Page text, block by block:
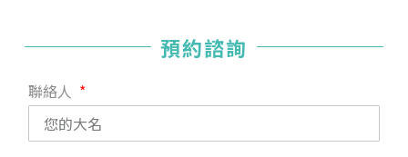
預約諮詢
聯絡人